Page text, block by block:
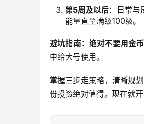
第5周及以后：日常与
能量直至满级100级。
避坑指南：绝对不要用金
中给大号使用。
掌握三步走策略，清晰规
份投资绝对值得。现在就